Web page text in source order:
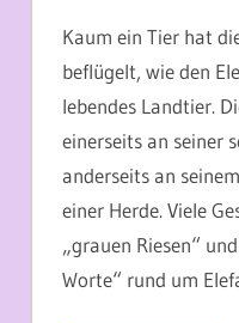
Kaum ein Tier hat
beflügelt, wie den
lebendes Landtier.
einerseits an seiner
anderseits an
einer Herde. Viele
„grauen Riesen“
Worte“ rund um